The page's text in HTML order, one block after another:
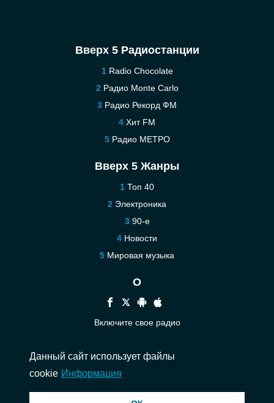
Вверх 5 Радиостанции
Radio Chocolate
Радио Monte Carlo
Радио Рекорд ФМ
Хит FM
Радио МЕТРО
Вверх 5 Жанры
Топ 40
Электроника
90-е
Новости
Мировая музыка
О
Включите свое радио
Связаться
Данный сайт использует файлы
cookie Информация